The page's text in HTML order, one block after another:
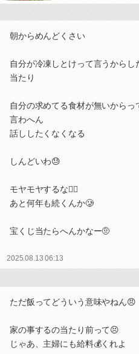
朝からめんどくさい
自分が冷凍しとけって言うから
当たり
自分の求めてる食材が無いから
言わへん
話ししたくなくなる
しんどいわ😓
モヤモヤするな😶‍🌫️
あと何年も続くんか🥲
宝くじ当たらへんかなー🤨
2025.08.13 06:13
ただ飯ってどういう意味やねん😠
家の事するの当たり前って😣
じゃあ、主婦にも給料💰くれよ